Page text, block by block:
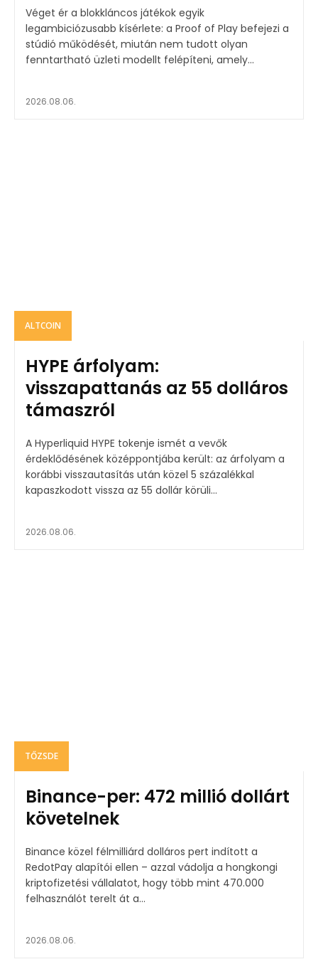
Véget ér a blokkláncos játékok egyik
legambiciózusabb kísérlete: a Proof of Play befejezi a
stúdió működését, miután nem tudott olyan
fenntartható üzleti modellt felépíteni, amely...
2026.08.06.
ALTCOIN
HYPE árfolyam:
visszapattanás az 55 dolláros
támaszról
A Hyperliquid HYPE tokenje ismét a vevők
érdeklődésének középpontjába került: az árfolyam a
korábbi visszautasítás után közel 5 százalékkal
kapaszkodott vissza az 55 dollár körüli...
2026.08.06.
TŐZSDE
Binance-per: 472 millió dollárt
követelnek
Binance közel félmilliárd dolláros pert indított a
RedotPay alapítói ellen – azzal vádolja a hongkongi
kriptofizetési vállalatot, hogy több mint 470.000
felhasználót terelt át a...
2026.08.06.